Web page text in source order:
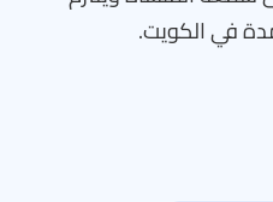
في الكويت.